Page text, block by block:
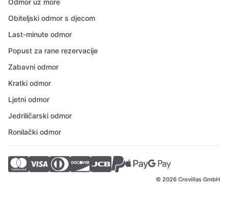
Odmor uz more
Obiteljski odmor s djecom
Last-minute odmor
Popust za rane rezervacije
Zabavni odmor
Kratki odmor
Ljetni odmor
Jedriličarski odmor
Ronilački odmor
© 2026 Crovillas GmbH